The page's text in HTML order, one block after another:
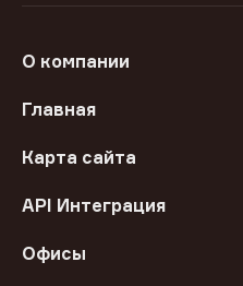
О компании
Главная
Карта сайта
API Интеграция
Офисы